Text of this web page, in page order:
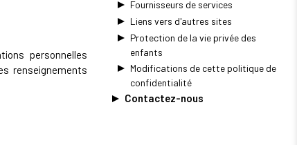
personnelles
renseignements
Fournisseurs de services
Liens vers d'autres sites
Protection de la vie privée des
enfants
Modifications de cette politique de
confidentialité
Contactez-nous